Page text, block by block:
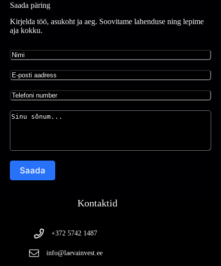
Saada päring
Kirjelda töö, asukoht ja aeg. Soovitame lahenduse ning lepime
aja kokku.
Saada
Kontaktid
+372 5742 1487
info@laevainvest.ee